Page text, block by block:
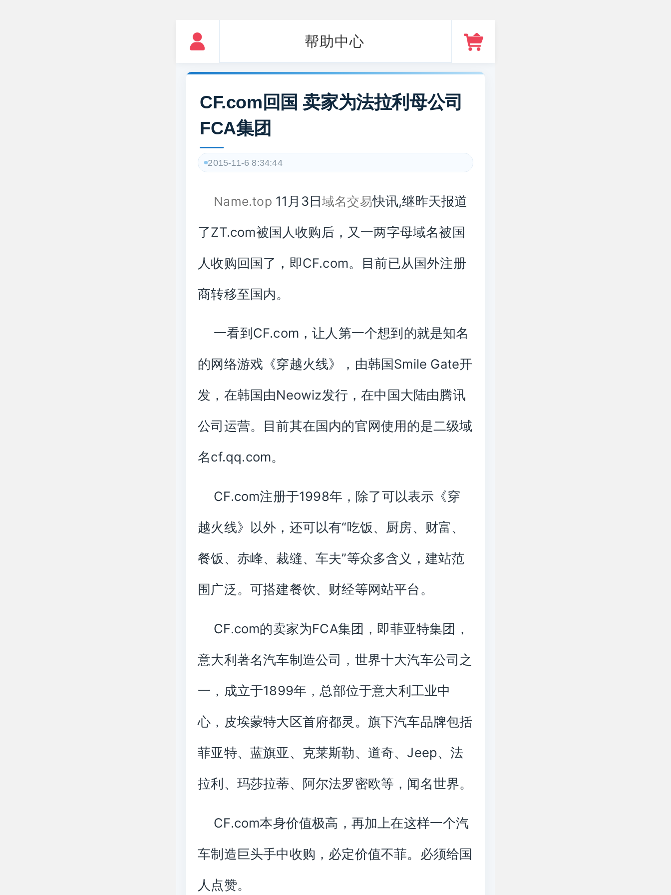
帮助中心
CF.com回国 卖家为法拉利母公司
FCA集团
2015-11-6 8:34:44
Name.top 11月3日域名交易快讯,继昨天报道
了ZT.com被国人收购后，又一两字母域名被国
人收购回国了，即CF.com。目前已从国外注册
商转移至国内。
一看到CF.com，让人第一个想到的就是知名
的网络游戏《穿越火线》，由韩国Smile Gate开
发，在韩国由Neowiz发行，在中国大陆由腾讯
公司运营。目前其在国内的官网使用的是二级域
名cf.qq.com。
CF.com注册于1998年，除了可以表示《穿
越火线》以外，还可以有“吃饭、厨房、财富、
餐饭、赤峰、裁缝、车夫”等众多含义，建站范
围广泛。可搭建餐饮、财经等网站平台。
CF.com的卖家为FCA集团，即菲亚特集团，
意大利著名汽车制造公司，世界十大汽车公司之
一，成立于1899年，总部位于意大利工业中
心，皮埃蒙特大区首府都灵。旗下汽车品牌包括
菲亚特、蓝旗亚、克莱斯勒、道奇、Jeep、法
拉利、玛莎拉蒂、阿尔法罗密欧等，闻名世界。
CF.com本身价值极高，再加上在这样一个汽
车制造巨头手中收购，必定价值不菲。必须给国
人点赞。